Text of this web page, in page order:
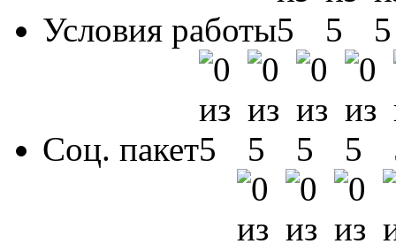
Условия работы
Соц. пакет